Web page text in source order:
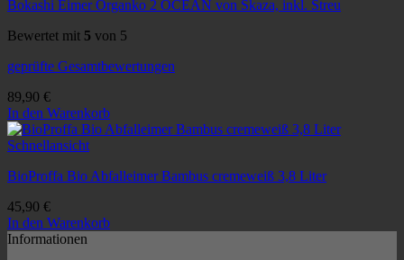
Bokashi Eimer Organko 2 OCEAN von Skaza, inkl. Streu
Bewertet mit 5 von 5
geprüfte Gesamtbewertungen
89,90 €
In den Warenkorb
Schnellansicht
BioProffa Bio Abfalleimer Bambus cremeweiß 3,8 Liter
45,90 €
In den Warenkorb
Informationen